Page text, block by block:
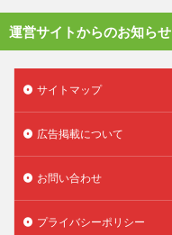
運営サイトからのお知らせ
サイトマップ
広告掲載について
お問い合わせ
プライバシーポリシー